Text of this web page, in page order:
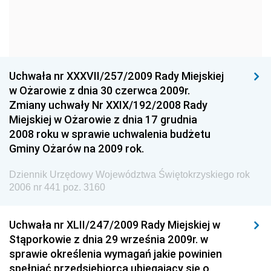
Dziennik Urzędowy Ministra Gospodarki
Dziennik Urzędowy Urzędu Ochrony Konkurencji i
Konsumentów
Dziennik Urzędowy Ministra Pracy i Polityki
Społecznej
Dziennik Urzędowy Urzędu Lotnictwa Cywilnego
Dziennik Urzędowy Ministerstwa Hutnictwa i
Przemysłu Maszynowego
Dziennik Urzędowy Ministerstwa Zdrowia i Opieki
Uchwała nr XXXVII/257/2009 Rady Miejskiej
w Ożarowie z dnia 30 czerwca 2009r.
Zmiany uchwały Nr XXIX/192/2008 Rady
Miejskiej w Ożarowie z dnia 17 grudnia
2008 roku w sprawie uchwalenia budżetu
Gminy Ożarów na 2009 rok.
Dziennik Urzędowy Województwa Świętokrzyskiego rok
2006 nr 441 poz. 3160
Uchwała nr XLII/247/2009 Rady Miejskiej w
Stąporkowie z dnia 29 września 2009r. w
sprawie określenia wymagań jakie powinien
spełniać przedsiębiorca ubiegający się o